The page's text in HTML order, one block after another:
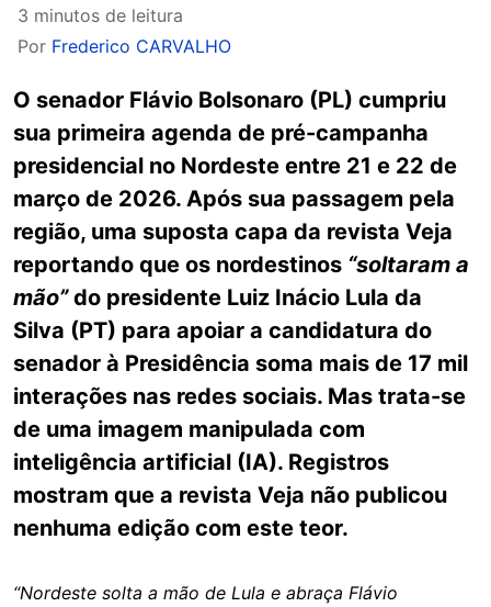
3 minutos de leitura
Por Frederico CARVALHO
O senador Flávio Bolsonaro (PL) cumpriu
sua primeira agenda de pré-campanha
presidencial no Nordeste entre 21 e 22 de
março de 2026. Após sua passagem pela
região, uma suposta capa da revista Veja
reportando que os nordestinos “soltaram a
mão”do presidente Luiz Inácio Lula da
Silva (PT) para apoiar a candidatura do
senador à Presidência soma mais de 17 mil
interações nas redes sociais. Mas trata-se
de uma imagem manipulada com
inteligência artificial (IA). Registros
mostram que a revista Veja não publicou
nenhuma edição com este teor.
“Nordeste solta a mão de Lula e abraça Flávio